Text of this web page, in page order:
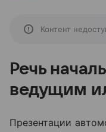
Контент
Речь
ведущим
Презентации